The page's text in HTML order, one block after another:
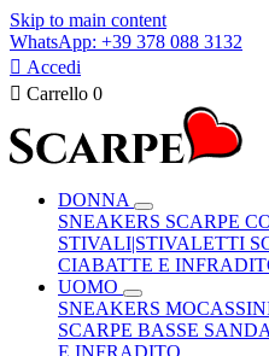
Skip to main content
WhatsApp: +39 378 088 3132
 Accedi
 Carrello 0
DONNA
SNEAKERS SCARPE
STIVALI|STIVALETTI
CIABATTE E
UOMO
SNEAKERS
SCARPE BASSE
E INFRADITO